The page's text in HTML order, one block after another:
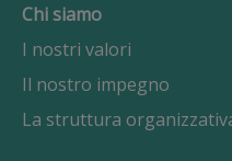
Chi siamo
I nostri valori
Il nostro impegno
La struttura